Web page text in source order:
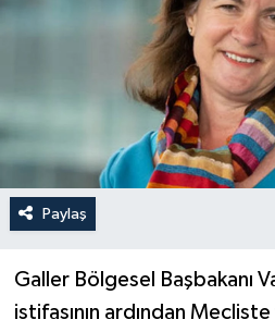
Paylaş
Galler Bölgesel Başbakanı
istifasının ardından